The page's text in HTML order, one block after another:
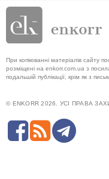
При копіюванні матеріалів сайту
розміщені на enkorr.com.ua з
подальшій публікації, крім як з
© ENKORR 2026. УСІ ПРАВА